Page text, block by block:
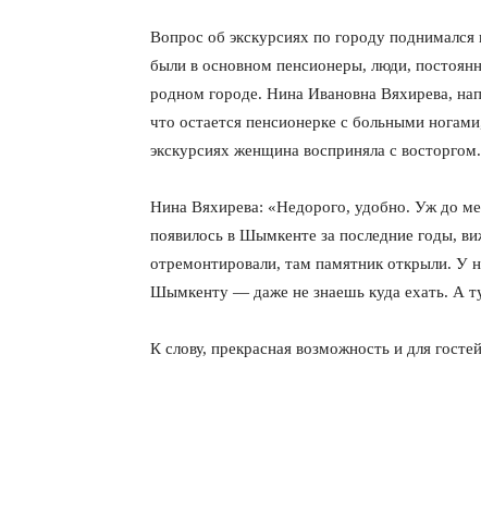
Вопрос об экскурсиях по городу
были в основном пенсионеры, люди,
родном городе. Нина Ивановна Вяхирева,
что остается пенсионерке с больными
экскурсиях женщина восприняла с восторгом.
Нина Вяхирева: «Недорого, удобно. Уж до
появилось в Шымкенте за последние годы,
отремонтировали, там памятник открыли. У
Шымкенту — даже не знаешь куда ехать. А
К слову, прекрасная возможность и для